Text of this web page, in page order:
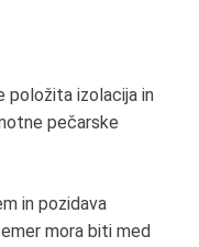
položita izolacija in
pečarske
in pozidava
mora biti med